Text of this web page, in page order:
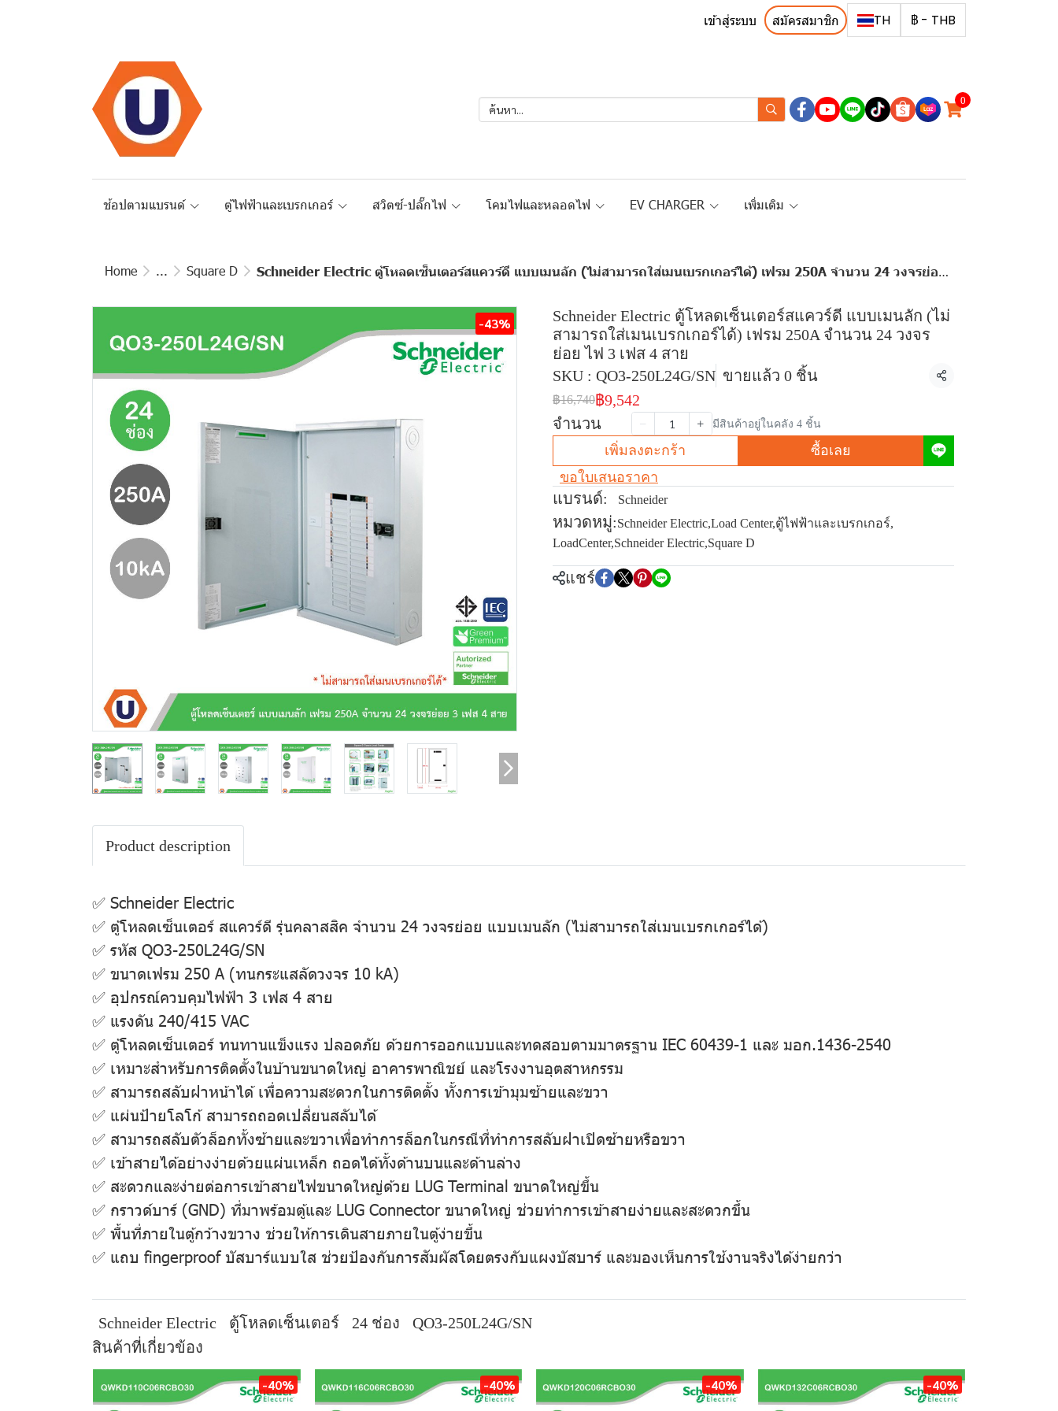
เข้าสู่ระบบ สมัครสมาชิก TH ฿ - THB
0
ช้อปตามแบรนด์ ตู้ไฟฟ้าและเบรกเกอร์ สวิตซ์-ปลั๊กไฟ โคมไฟและหลอดไฟ EV CHARGER เพิ่มเติม
Home ... Square D Schneider Electric ตู้โหลดเซ็นเตอร์สแควร์ดี แบบเมนลัก (ไม่สามารถใส่เมนเบรกเกอร์ได้) เฟรม 250A จำนวน 24 วงจรย่อย ไฟ 3 เฟส 4 สาย
-43%
Schneider Electric ตู้โหลดเซ็นเตอร์สแควร์ดี แบบเมนลัก (ไม่
สามารถใส่เมนเบรกเกอร์ได้) เฟรม 250A จำนวน 24 วงจร
ย่อย ไฟ 3 เฟส 4 สาย
SKU : QO3-250L24G/SN ขายแล้ว 0 ชิ้น แชร์
฿16,740฿9,542
จำนวน
มีสินค้าอยู่ในคลัง 4 ชิ้น
เพิ่มลงตะกร้า
ซื้อเลย
ขอใบเสนอราคา
แบรนด์: Schneider
หมวดหมู่:Schneider Electric,Load Center,ตู้ไฟฟ้าและเบรกเกอร์,
LoadCenter,Schneider Electric,Square D
แชร์
Product description
✅ Schneider Electric
✅ ตู้โหลดเซ็นเตอร์ สแควร์ดี รุ่นคลาสสิค จำนวน 24 วงจรย่อย แบบเมนลัก (ไม่สามารถใส่เมนเบรกเกอร์ได้)
✅ รหัส QO3-250L24G/SN
✅ ขนาดเฟรม 250 A (ทนกระแสลัดวงจร 10 kA)
✅ อุปกรณ์ควบคุมไฟฟ้า 3 เฟส 4 สาย
✅ แรงดัน 240/415 VAC
✅ ตู้โหลดเซ็นเตอร์ ทนทานแข็งแรง ปลอดภัย ด้วยการออกแบบและทดสอบตามมาตรฐาน IEC 60439-1 และ มอก.1436-2540
✅ เหมาะสำหรับการติดตั้งในบ้านขนาดใหญ่ อาคารพาณิชย์ และโรงงานอุตสาหกรรม
✅ สามารถสลับฝาหน้าได้ เพื่อความสะดวกในการติดตั้ง ทั้งการเข้ามุมซ้ายและขวา
✅ แผ่นป้ายโลโก้ สามารถถอดเปลี่ยนสลับได้
✅ สามารถสลับตัวล็อกทั้งซ้ายและขวาเพื่อทำการล็อกในกรณีที่ทำการสลับฝาเปิดซ้ายหรือขวา
✅ เข้าสายได้อย่างง่ายด้วยแผ่นเหล็ก ถอดได้ทั้งด้านบนและด้านล่าง
✅ สะดวกและง่ายต่อการเข้าสายไฟขนาดใหญ่ด้วย LUG Terminal ขนาดใหญ่ขึ้น
✅ กราวด์บาร์ (GND) ที่มาพร้อมตู้และ LUG Connector ขนาดใหญ่ ช่วยทำการเข้าสายง่ายและสะดวกขึ้น
✅ พื้นที่ภายในตู้กว้างขวาง ช่วยให้การเดินสายภายในตู้ง่ายขึ้น
✅ แถบ fingerproof บัสบาร์แบบใส ช่วยป้องกันการสัมผัสโดยตรงกับแผงบัสบาร์ และมองเห็นการใช้งานจริงได้ง่ายกว่า
Schneider Electric ตู้โหลดเซ็นเตอร์ 24 ช่อง
QO3-250L24G/SN
สินค้าที่เกี่ยวข้อง
-40% -40% -40% -40%